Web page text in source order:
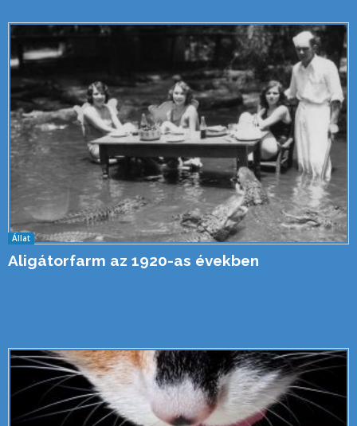
Állat
Aligátorfarm az 1920-as években